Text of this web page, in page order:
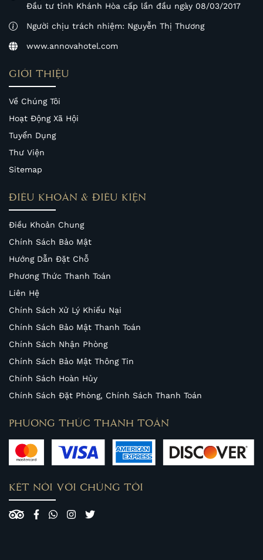
Đầu tư tỉnh Khánh Hòa cấp lần đầu ngày 08/03/2017
Người chịu trách nhiệm: Nguyễn Thị Thương
www.annovahotel.com
GIỚI THIỆU
Về Chúng Tôi
Hoạt Động Xã Hội
Tuyển Dụng
Thư Viện
Sitemap
ĐIỀU KHOẢN & ĐIỀU KIỆN
Điều Khoản Chung
Chính Sách Bảo Mật
Hướng Dẫn Đặt Chỗ
Phương Thức Thanh Toán
Liên Hệ
Chính Sách Xử Lý Khiếu Nại
Chính Sách Bảo Mật Thanh Toán
Chính Sách Nhận Phòng
Chính Sách Bảo Mật Thông Tin
Chính Sách Hoàn Hủy
Chính Sách Đặt Phòng, Chính Sách Thanh Toán
PHƯƠNG THỨC THANH TOÁN
KẾT NỐI VỚI CHÚNG TÔI